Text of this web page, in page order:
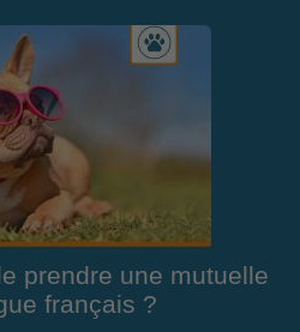
prendre une mutuelle
français ?